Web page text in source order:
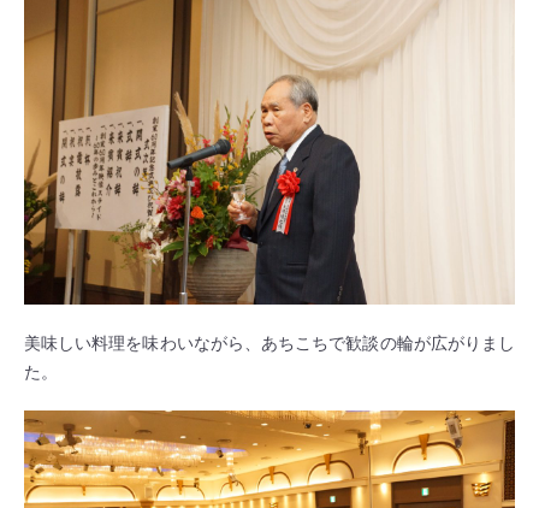
美味しい料理を味わいながら、あちこちで歓談の輪が広がりまし
た。